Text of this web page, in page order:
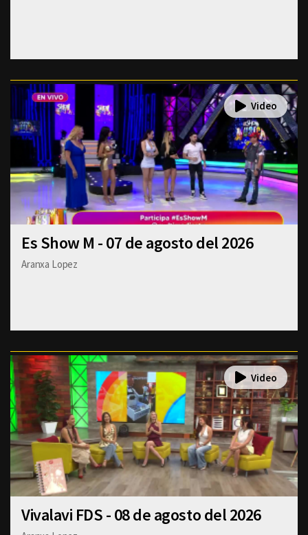
Es Show M - 07 de agosto del 2026
Aranxa Lopez
Vivalavi FDS - 08 de agosto del 2026